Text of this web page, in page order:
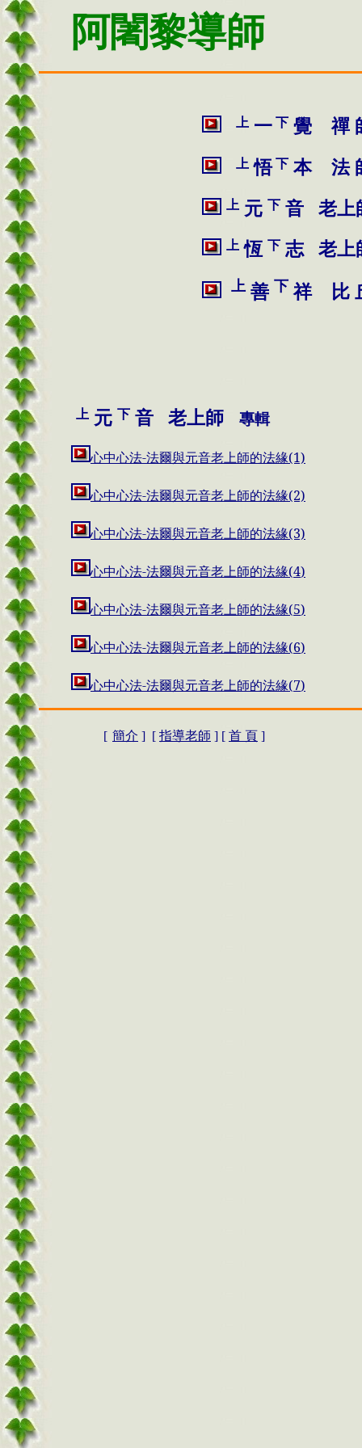
阿闍黎導師
上 一 下 覺 禪
上 悟下 本 法
上 元 下 音 老上
上 恆 下 志 老上
上 善 下 祥 比
上 元 下 音 老上師 專輯
心中心法-法爾與元音老上師的法緣(1)
心中心法-法爾與元音老上師的法緣(2)
心中心法-法爾與元音老上師的法緣(3)
心中心法-法爾與元音老上師的法緣(4)
心中心法-法爾與元音老上師的法緣(5)
心中心法-法爾與元音老上師的法緣(6)
心中心法-法爾與元音老上師的法緣(7)
[ 簡介 ] [ 指導老師 ] [ 首 頁 ]